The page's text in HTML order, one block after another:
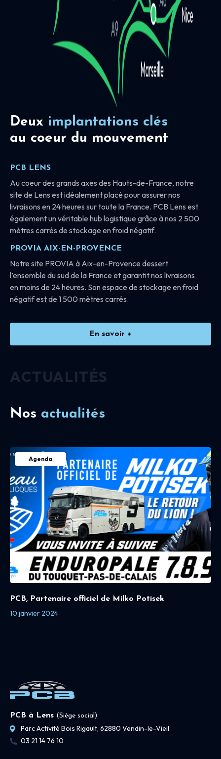
Deux implantations clés
au coeur du mouvement
PCB LENS
Au coeur des grands axes des Hauts-de-France, notre
site de Lens est idéalement placé pour assurer nos
livraisons en 24 heures sur toute la France. PCB Lens est
également un véritable hub logistique grâce à nos 2 500
mètres carrés de stockage en froid négatif.
PROVIA AIX-EN-PROVENCE
Notre site PROVIA à Aix-en-Provence dessert
l’ensemble du sud de la France et garantit nos livraisons
en moins de 24 heures. Son espace de stockage en froid
négatif est de 1 500 mètres carrés.
En savoir +
ACTUALITÉS
Nos actualités
Agenda
PCB, Partenaire officiel de Milko Potisek
10 janvier 2024
PCB à Lens (Siège social)
Parc Activité Bois Rigault, 62880 Vendin-le-Vieil
03 21 14 76 10